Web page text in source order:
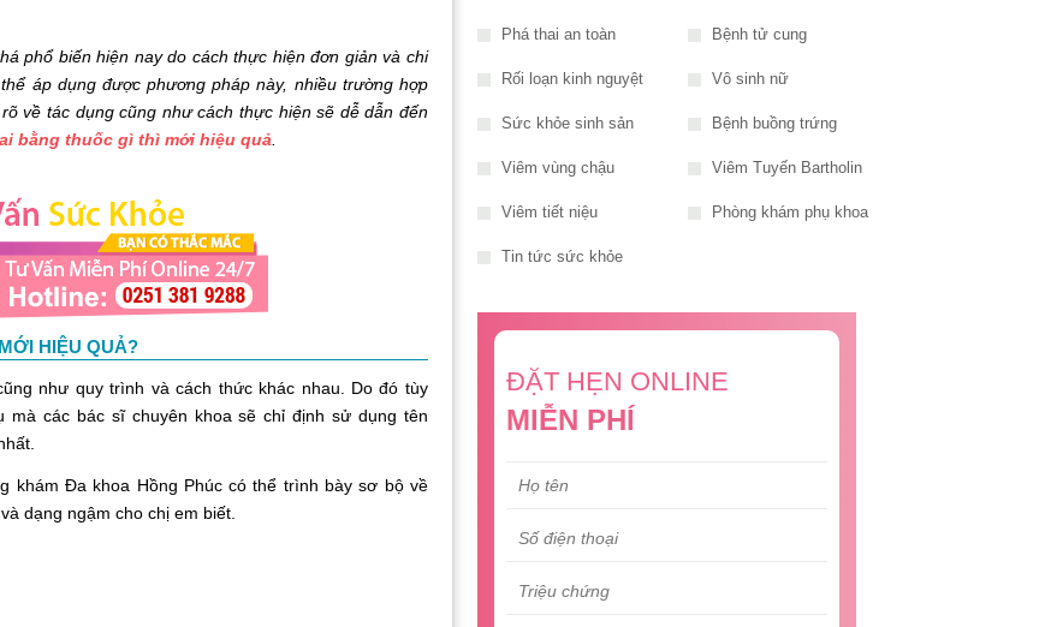
phổ biến hiện nay do cách thực hiện đơn giản và chi
áp dụng được phương pháp này, nhiều trường hợp
về tác dụng cũng như cách thực hiện sẽ dễ dẫn đến
bằng thuốc gì thì mới hiệu quả
HIỆU QUẢ?
như quy trình và cách thức khác nhau. Do đó tùy
mà các bác sĩ chuyên khoa sẽ chỉ định sử dụng tên
khám Đa khoa Hồng Phúc có thể trình bày sơ bộ về
dạng ngậm cho chị em biết.
Phá thai an toàn Bệnh tử cung
Rối loạn kinh nguyệt Vô sinh nữ
Sức khỏe sinh sản Bệnh buồng trứng
Viêm vùng chậu Viêm Tuyến Bartholin
Viêm tiết niệu Phòng khám phụ khoa
Tin tức sức khỏe
ĐẶT HẸN ONLINE
MIỄN PHÍ